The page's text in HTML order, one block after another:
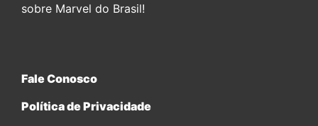
sobre Marvel do Brasil!
Fale Conosco
Política de Privacidade